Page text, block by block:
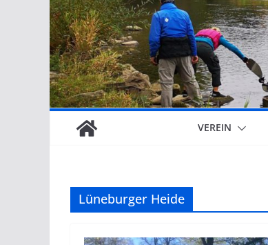
VEREIN
Lüneburger Heide